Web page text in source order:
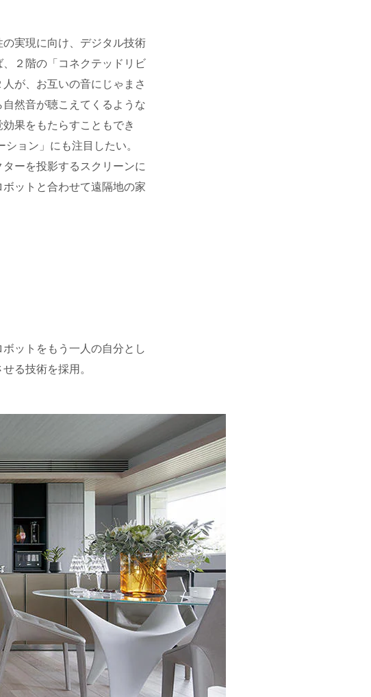
実現に向け、デジタル技術
２階の「コネクテッドリビ
が、お互いの音にじゃまさ
然音が聴こえてくるような
果をもたらすこともでき
ョン」にも注目したい。
ーを投影するスクリーンに
ットと合わせて遠隔地の家
ットをもう一人の自分とし
る技術を採用。